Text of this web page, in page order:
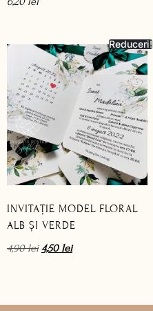
Reduceri!
INVITAȚIE MODEL FLORAL
ALB ȘI VERDE
4,90lei 4,50lei